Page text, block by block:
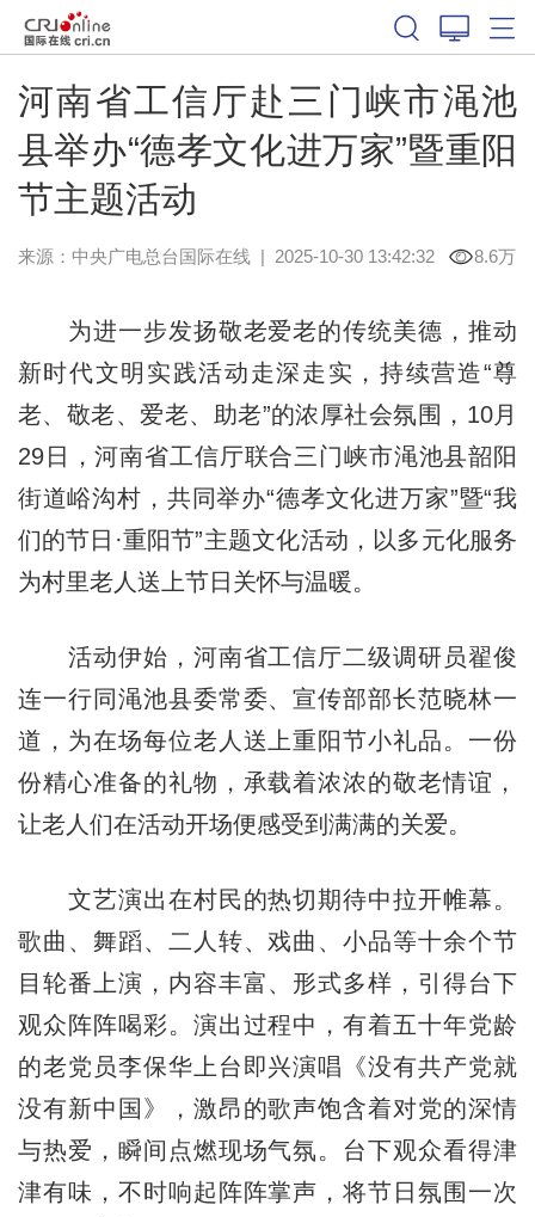
河南省工信厅赴三门峡市渑池
县举办“德孝文化进万家”暨重阳
节主题活动
来源：中央广电总台国际在线| 2025-10-30 13:42:32 8.6万
为进一步发扬敬老爱老的传统美德，推动
新时代文明实践活动走深走实，持续营造“尊
老、敬老、爱老、助老”的浓厚社会氛围，10月
29日，河南省工信厅联合三门峡市渑池县韶阳
街道峪沟村，共同举办“德孝文化进万家”暨“我
们的节日·重阳节”主题文化活动，以多元化服务
为村里老人送上节日关怀与温暖。
活动伊始，河南省工信厅二级调研员翟俊
连一行同渑池县委常委、宣传部部长范晓林一
道，为在场每位老人送上重阳节小礼品。一份
份精心准备的礼物，承载着浓浓的敬老情谊，
让老人们在活动开场便感受到满满的关爱。
文艺演出在村民的热切期待中拉开帷幕。
歌曲、舞蹈、二人转、戏曲、小品等十余个节
目轮番上演，内容丰富、形式多样，引得台下
观众阵阵喝彩。演出过程中，有着五十年党龄
的老党员李保华上台即兴演唱《没有共产党就
没有新中国》，激昂的歌声饱含着对党的深情
与热爱，瞬间点燃现场气氛。台下观众看得津
津有味，不时响起阵阵掌声，将节日氛围一次